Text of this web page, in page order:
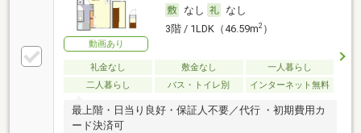
動画あり
なし
なし
3階 / 1LDK（46.59m2）
礼金なし 敷金なし
一人暮らし
二人暮らし
バス・トイレ別 インターネット無料
最上階・日当り良好・保証人不要／代行 ・初期費用カ
ード決済可